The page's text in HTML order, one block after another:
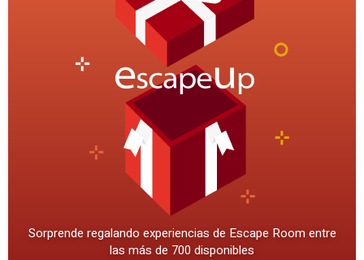
Sorprende regalando experiencias de Escape Room entre
las más de 700 disponibles